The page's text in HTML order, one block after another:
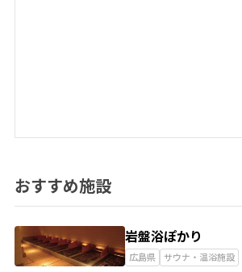
おすすめ施設
岩盤浴ぽかり
広島県 サウナ・温浴施設